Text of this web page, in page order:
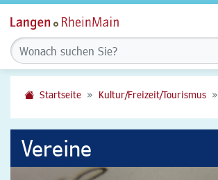
Startseite Kultur/Freizeit/Tourismus
Vereine